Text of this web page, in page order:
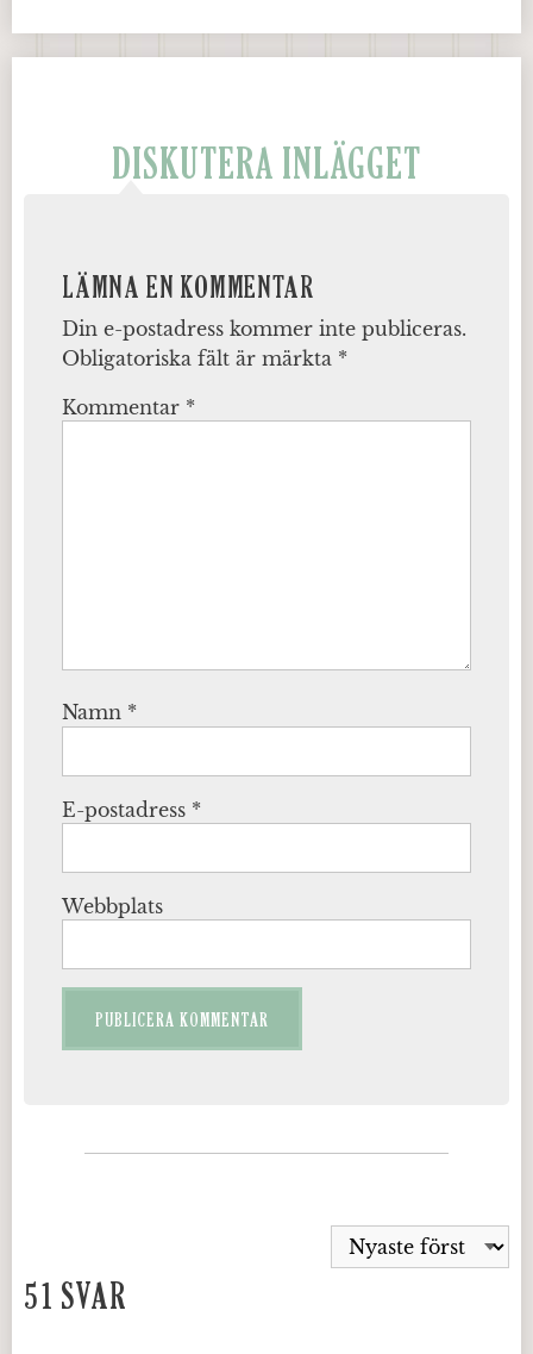
DISKUTERA INLÄGGET
LÄMNA EN KOMMENTAR
Din e-postadress kommer inte publiceras.
Obligatoriska fält är märkta *
Kommentar *
Namn *
E-postadress *
Webbplats
51 SVAR